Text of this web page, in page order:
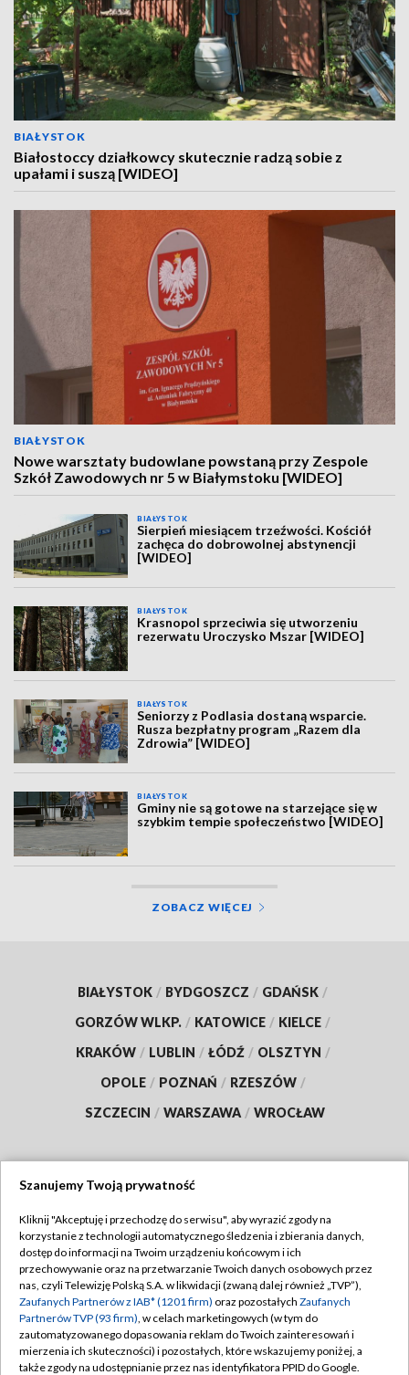
BIAŁYSTOK
Białostoccy działkowcy skutecznie radzą sobie z
upałami i suszą [WIDEO]
BIAŁYSTOK
Nowe warsztaty budowlane powstaną przy Zespole
Szkół Zawodowych nr 5 w Białymstoku [WIDEO]
BIAŁYSTOK
Sierpień miesiącem trzeźwości. Kościół
zachęca do dobrowolnej abstynencji
[WIDEO]
BIAŁYSTOK
Krasnopol sprzeciwia się utworzeniu
rezerwatu Uroczysko Mszar [WIDEO]
BIAŁYSTOK
Seniorzy z Podlasia dostaną wsparcie.
Rusza bezpłatny program „Razem dla
Zdrowia” [WIDEO]
BIAŁYSTOK
Gminy nie są gotowe na starzejące się w
szybkim tempie społeczeństwo [WIDEO]
ZOBACZ WIĘCEJ
BIAŁYSTOK / BYDGOSZCZ / GDAŃSK /
GORZÓW WLKP. / KATOWICE / KIELCE /
KRAKÓW / LUBLIN / ŁÓDŹ / OLSZTYN /
OPOLE / POZNAŃ / RZESZÓW /
SZCZECIN / WARSZAWA / WROCŁAW
TVP
Abonament TVP
Emisja w TVP
Centrum informacji TVP
Naziemna Telewizja Cyfrowa
Regulamin TVP
Polityka prywatności
Moje zgody
Pomoc
Szanujemy Twoją prywatność
Kliknij "Akceptuję i przechodzę do serwisu", aby wyrazić zgody na
korzystanie z technologii automatycznego śledzenia i zbierania danych,
dostęp do informacji na Twoim urządzeniu końcowym i ich
przechowywanie oraz na przetwarzanie Twoich danych osobowych przez
nas, czyli Telewizję Polską S.A. w likwidacji (zwaną dalej również „TVP”),
Zaufanych Partnerów z IAB* (1201 firm) oraz pozostałych Zaufanych
Partnerów TVP (93 firm), w celach marketingowych (w tym do
zautomatyzowanego dopasowania reklam do Twoich zainteresowań i
mierzenia ich skuteczności) i pozostałych, które wskazujemy poniżej, a
także zgody na udostępnianie przez nas identyfikatora PPID do Google.